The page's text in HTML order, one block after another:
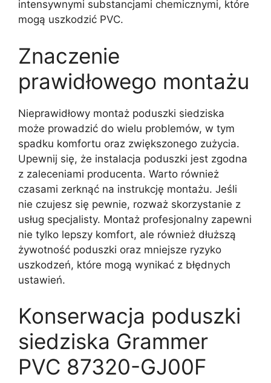
intensywnymi substancjami chemicznymi, które
mogą uszkodzić PVC.
Znaczenie
prawidłowego montażu
Nieprawidłowy montaż poduszki siedziska
może prowadzić do wielu problemów, w tym
spadku komfortu oraz zwiększonego zużycia.
Upewnij się, że instalacja poduszki jest zgodna
z zaleceniami producenta. Warto również
czasami zerknąć na instrukcję montażu. Jeśli
nie czujesz się pewnie, rozważ skorzystanie z
usług specjalisty. Montaż profesjonalny zapewni
nie tylko lepszy komfort, ale również dłuższą
żywotność poduszki oraz mniejsze ryzyko
uszkodzeń, które mogą wynikać z błędnych
ustawień.
Konserwacja poduszki
siedziska Grammer
PVC 87320-GJ00F